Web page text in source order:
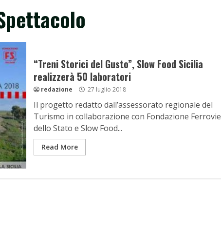
“Treni Storici del Gusto”, Slow Food Sicilia
realizzerà 50 laboratori
redazione 27 luglio 2018
Il progetto redatto dall’assessorato regionale del
Turismo in collaborazione con Fondazione Ferrovie
dello Stato e Slow Food...
Read More